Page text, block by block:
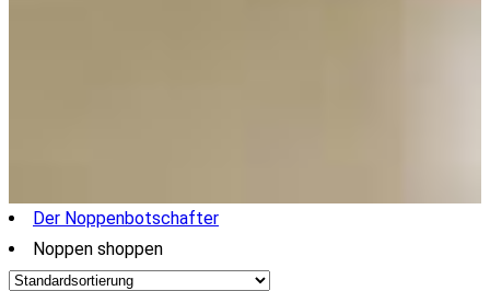
Der Noppenbotschafter
Noppen shoppen